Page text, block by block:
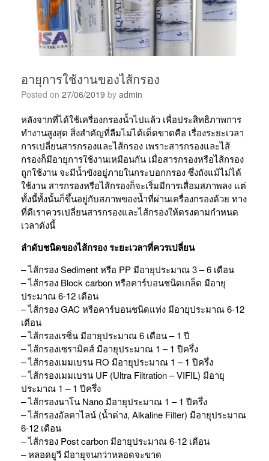
อายุการใช้งานของไส้กรอง
Posted on 27/06/2019 by admin
หลังจากที่ได้ใช้เครื่องกรองน้ำไปแล้ว เพื่อประสิทธิภาพการ
ทำงานสูงสุด สิ่งสำคัญที่ลืมไม่ได้เด็ดขาดคือ เรื่องระยะเวลา
การเปลี่ยนสารกรองและไส้กรอง เพราะสารกรองและไส้
กรองก็มีอายุการใช้งานเหมือนกัน เมื่อสารกรองหรือไส้กรอง
ถูกใช้งาน จะมีน้ำขังอยู่ภายในกระบอกกรอง ซึ่งถังแม้ไม่ได้
ใช้งาน สารกรองหรือไส้กรองก็จะเริ่มมีการเสื่อมสภาพลง แต่
ทั้งนี้ทั้งนั้นก็ขึ้นอยู่กับสภาพของน้ำที่ผ่านเครื่องกรองด้วย ทาง
ที่ดีเราควรเปลี่ยนสารกรองและไส้กรองให้ตรงตามกำหนด
เวลาดังนี้
ลำดับชนิดของไส้กรอง ระยะเวลาที่ควรเปลี่ยน
– ไส้กรอง Sediment หรือ PP มีอายุประมาณ 3 – 6 เดือน
– ไส้กรอง Block carbon หรือคาร์บอนชนิดเกล็ด มีอายุ
ประมาณ 6-12 เดือน
– ไส้กรอง GAC หรือคาร์บอนชนิดแท่ง มีอายุประมาณ 6-12
เดือน
– ไส้กรองเรซิ่น มีอายุประมาณ 6 เดือน – 1 ปี
– ไส้กรองเซรามิคส์ มีอายุประมาณ 1 – 1 ปีครึ่ง
– ไส้กรองเมมเบรน RO มีอายุประมาณ 1 – 1 ปีครึ่ง
– ไส้กรองเมมเบรน UF (Ultra Filtration – VIFIL) มีอายุ
ประมาณ 1 – 1 ปีครึ่ง
– ไส้กรองนาโน Nano มีอายุประมาณ 1 – 1 ปีครึ่ง
– ไส้กรองอัลคาไลน์ (น้ำด่าง, Alkaline Filter) มีอายุประมาณ
6-12 เดือน
– ไส้กรอง Post carbon มีอายุประมาณ 6-12 เดือน
– หลอดยูวี มีอายุจนกว่าหลอดจะขาด